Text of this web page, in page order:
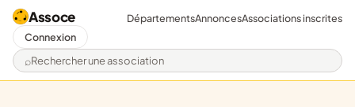
Assoce
Rechercher une association
DépartementsAnnoncesAssociations inscrites
Connexion